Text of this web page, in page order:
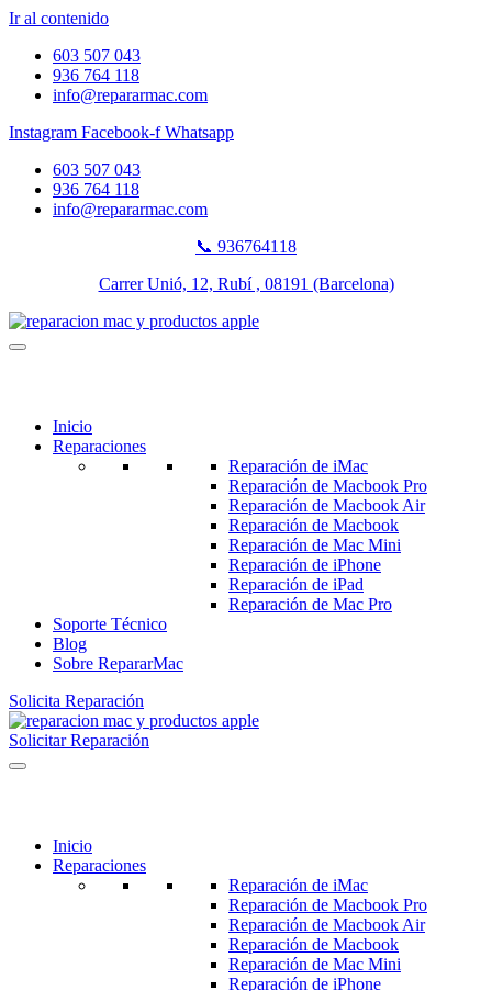
Ir al contenido
603 507 043
936 764 118
info@repararmac.com
Instagram Facebook-f Whatsapp
603 507 043
936 764 118
info@repararmac.com
📞 936764118
Carrer Unió, 12, Rubí , 08191 (Barcelona)
Inicio
Reparaciones
Reparación de iMac
Reparación de Macbook Pro
Reparación de Macbook Air
Reparación de Macbook
Reparación de Mac Mini
Reparación de iPhone
Reparación de iPad
Reparación de Mac Pro
Soporte Técnico
Blog
Sobre RepararMac
Solicita Reparación
Solicitar Reparación
Inicio
Reparaciones
Reparación de iMac
Reparación de Macbook Pro
Reparación de Macbook Air
Reparación de Macbook
Reparación de Mac Mini
Reparación de iPhone